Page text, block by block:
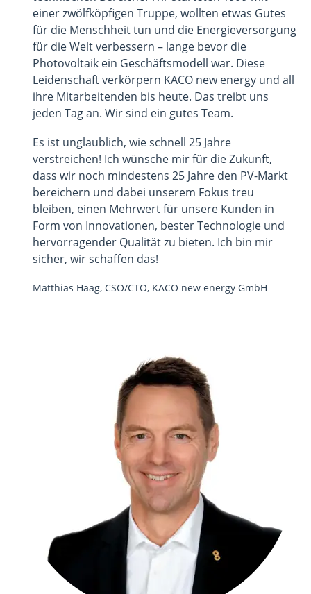
einer zwölfköpfigen Truppe, wollten etwas Gutes
für die Menschheit tun und die Energieversorgung
für die Welt verbessern – lange bevor die
Photovoltaik ein Geschäftsmodell war. Diese
Leidenschaft verkörpern KACO new energy und all
ihre Mitarbeitenden bis heute. Das treibt uns
jeden Tag an. Wir sind ein gutes Team.
Es ist unglaublich, wie schnell 25 Jahre
verstreichen! Ich wünsche mir für die Zukunft,
dass wir noch mindestens 25 Jahre den PV-Markt
bereichern und dabei unserem Fokus treu
bleiben, einen Mehrwert für unsere Kunden in
Form von Innovationen, bester Technologie und
hervorragender Qualität zu bieten. Ich bin mir
sicher, wir schaffen das!
Matthias Haag, CSO/CTO, KACO new energy GmbH